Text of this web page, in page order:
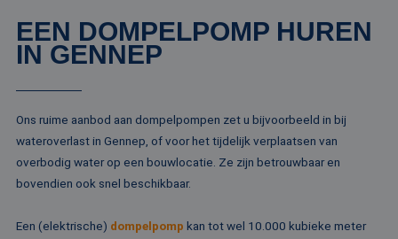
EEN DOMPELPOMP HUREN
IN GENNEP
Ons ruime aanbod aan dompelpompen zet u bijvoorbeeld in bij
wateroverlast in Gennep, of voor het tijdelijk verplaatsen van
overbodig water op een bouwlocatie. Ze zijn betrouwbaar en
bovendien ook snel beschikbaar.
Een (elektrische) dompelpomp kan tot wel 10.000 kubieke meter